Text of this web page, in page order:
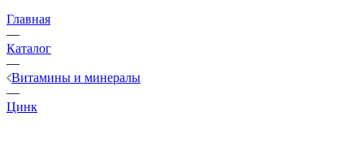
Главная
—
Каталог
—
Витамины и минералы
—
Цинк